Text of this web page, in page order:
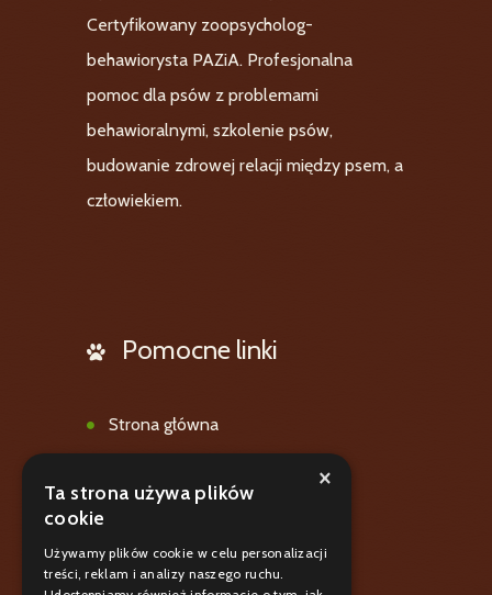
Certyfikowany zoopsycholog-
behawiorysta PAZiA. Profesjonalna
pomoc dla psów z problemami
behawioralnymi, szkolenie psów,
budowanie zdrowej relacji między psem, a
człowiekiem.
Pomocne linki
Strona główna
Galeria
Polityka prywatnośći
×
Ta strona używa plików
cookie
Używamy plików cookie w celu personalizacji
treści, reklam i analizy naszego ruchu.